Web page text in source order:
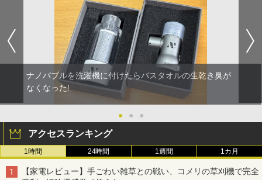
ナノバブルを洗濯機に付けたらバスタオルの生乾き臭が
なくなった!
● ● ●
アクセスランキング
1時間 24時間 1週間 1カ月
【家電レビュー】手ごわい雑草との戦い、コメリの草刈機で完全